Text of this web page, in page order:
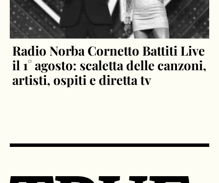
Radio Norba Cornetto Battiti Live
il 1° agosto: scaletta delle canzoni,
artisti, ospiti e diretta tv